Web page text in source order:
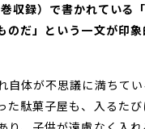
録）で書かれている
のだ」という一文が印
体が不思議に満ちて
た駄菓子屋も、入るた